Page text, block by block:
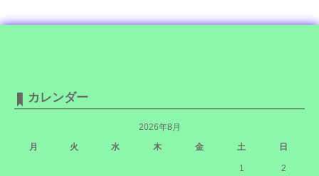
カレンダー
2026年8月
月
火 水 木 金 土 日
1 2